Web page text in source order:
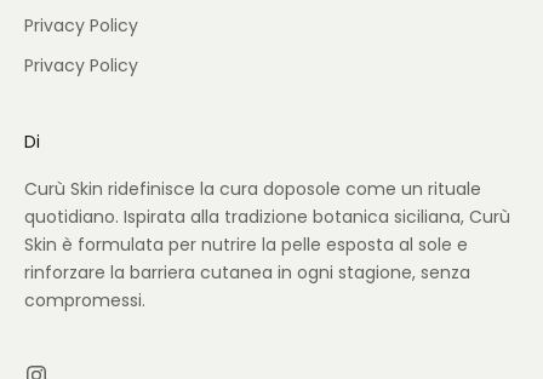
Privacy Policy
Privacy Policy
Di
Curù Skin ridefinisce la cura doposole come un rituale
quotidiano. Ispirata alla tradizione botanica siciliana, Curù
Skin è formulata per nutrire la pelle esposta al sole e
rinforzare la barriera cutanea in ogni stagione, senza
compromessi.